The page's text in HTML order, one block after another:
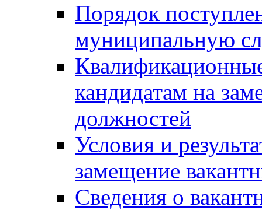
Порядок
муниципальную
кандидатам на
должностей
Условия и
замещение
Сведения о